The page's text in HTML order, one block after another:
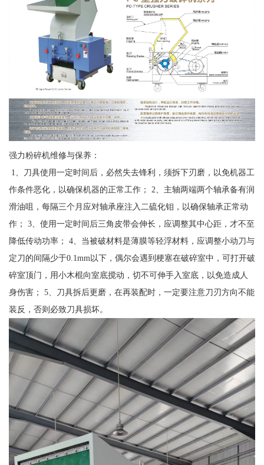
强力粉碎机维修与保养：
1、刀具使用一定时间后，必然失去锋利，须拆下刃磨，以免机器工
作条件恶化，以确保机器的正常工作； 2、主轴两端两个轴承备有润
滑油咀，每隔三个月应对轴承座注入二硫化钼，以确保轴承正常动
作； 3、使用一定时间后三角皮带会伸长，应调整其中心距，才不至
降低传动功率； 4、当被破材料是薄膜等轻浮材料，应调整小动刀与
定刀的间隔少于0.1mm以下，偶尔会遇到梗塞在破碎室中，可打开破
碎室顶门，用小木棍向室底搅动，切不可伸手入室底，以免造成人
身伤害； 5、刀具拆后更磨，在再装配时，一定要注意刀刃方向不能
装反，否则必致刀具损坏。